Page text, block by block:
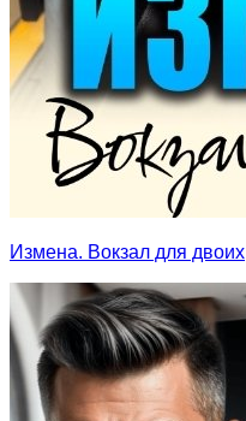
Измена. Вокзал для двоих